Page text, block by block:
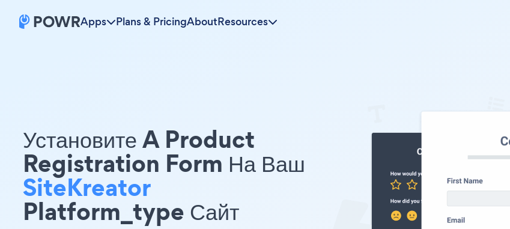
Apps Plans & PricingAboutResources
Установите A Product
Registration Form На Ваш
SiteKreator
Platform_type Сайт